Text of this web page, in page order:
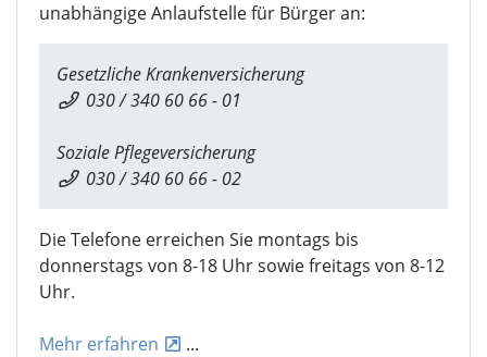
unabhängige Anlaufstelle für Bürger an:
Gesetzliche Krankenversicherung
030 / 340 60 66 - 01
Soziale Pflegeversicherung
030 / 340 60 66 - 02
Die Telefone erreichen Sie montags bis
donnerstags von 8-18 Uhr sowie freitags von 8-12
Uhr.
Mehr erfahren ...